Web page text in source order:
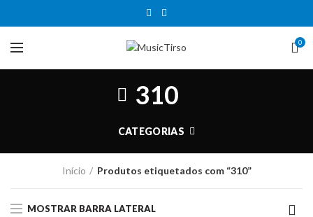
0
310
CATEGORIAS
Início Produtos etiquetados com “310”
MOSTRAR BARRA LATERAL